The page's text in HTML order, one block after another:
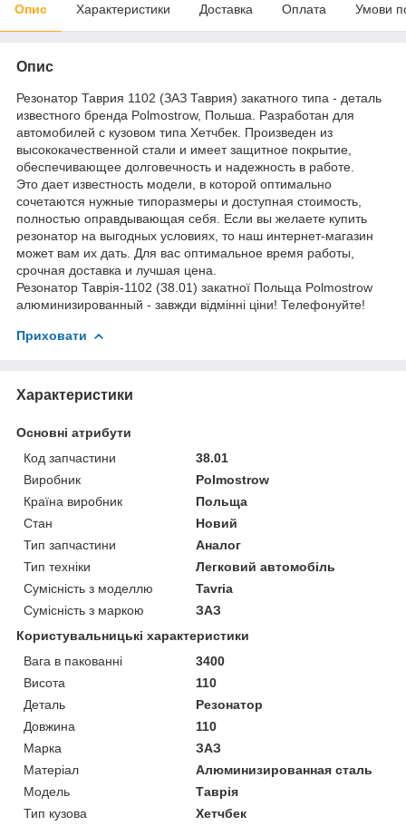
Опис Характеристики Доставка Оплата Умови
Опис
Резонатор Таврия 1102 (ЗАЗ Таврия) закатного типа - деталь
известного бренда Polmostrow, Польша. Разработан для
автомобилей с кузовом типа Хетчбек. Произведен из
высококачественной стали и имеет защитное покрытие,
обеспечивающее долговечность и надежность в работе.
Это дает известность модели, в которой оптимально
сочетаются нужные типоразмеры и доступная стоимость,
полностью оправдывающая себя. Если вы желаете купить
резонатор на выгодных условиях, то наш интернет-магазин
может вам их дать. Для вас оптимальное время работы,
срочная доставка и лучшая цена.
Резонатор Таврія-1102 (38.01) закатної Польща Polmostrow
алюминизированный - завжди відмінні ціни! Телефонуйте!
Приховати
Характеристики
Основні атрибути
Код запчастини
38.01
Виробник
Polmostrow
Країна виробник
Польща
Стан
Новий
Тип запчастини
Аналог
Тип техніки
Легковий автомобіль
Сумісність з моделлю
Tavria
Сумісність з маркою
ЗАЗ
Користувальницькі характеристики
Вага в пакованні
3400
Висота
110
Деталь
Резонатор
Довжина
110
Марка
ЗАЗ
Матеріал
Алюминизированная сталь
Мoдель
Таврія
Тип кузова
Хетчбек